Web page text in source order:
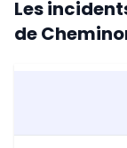
Les
de